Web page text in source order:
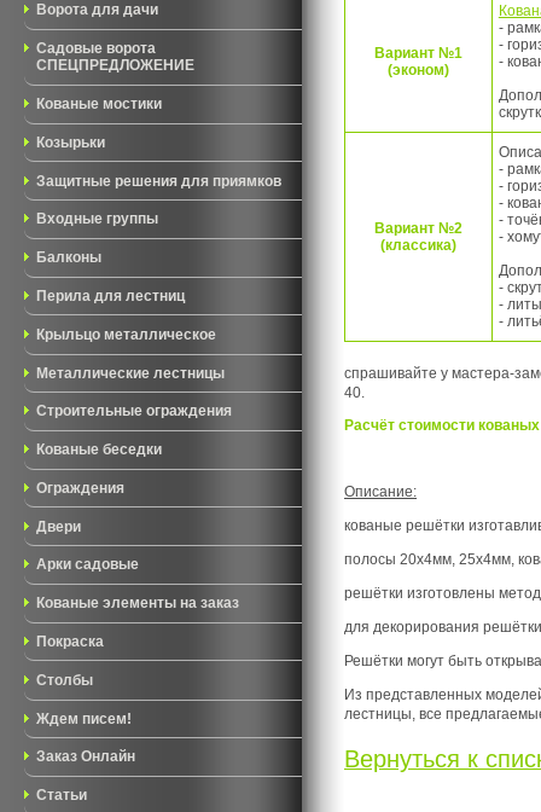
Ворота для дачи
Садовые ворота
СПЕЦПРЕДЛОЖЕНИЕ
Кованые мостики
Козырьки
Защитные решения для приямков
Входные группы
Балконы
Перила для лестниц
Крыльцо металлическое
Металлические лестницы
Строительные ограждения
Кованые беседки
Ограждения
Двери
Арки садовые
Кованые элементы на заказ
Покраска
Столбы
Ждем писем!
Заказ Онлайн
Статьи
Вариант №1
(эконом)
-
-
-
Вариант №2
(классика)
-
-
-
-
-
-
-
-
спрашивайте у мастера-
40.
Расчёт стоимости
Описание:
кованые решётки
полосы 20х4мм, 25х4мм,
решётки изготовлены
для декорирования
Решётки могут быть
Из представленных
лестницы, все
Вернуться к